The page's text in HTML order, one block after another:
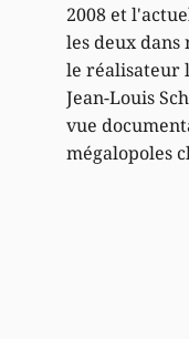
2008 et
les deux dans
le réalisateur
Jean-Louis
vue
mégalopoles